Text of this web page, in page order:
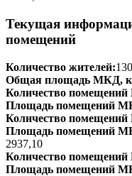
Текущая
помещений
Количество жителей:130
Общая площадь МКД,
Количество
Площадь помещений
Количество
Площадь помещений
2937,10
Количество
Площадь помещений